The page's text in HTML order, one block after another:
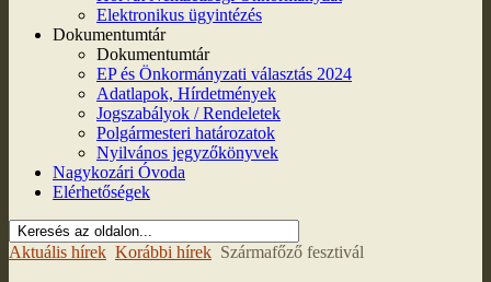
Elektronikus ügyintézés
Dokumentumtár
Dokumentumtár
EP és Önkormányzati választás 2024
Adatlapok, Hírdetmények
Jogszabályok / Rendeletek
Polgármesteri határozatok
Nyilvános jegyzőkönyvek
Nagykozári Óvoda
Elérhetőségek
Aktuális hírek Korábbi hírek Szármafőző fesztivál